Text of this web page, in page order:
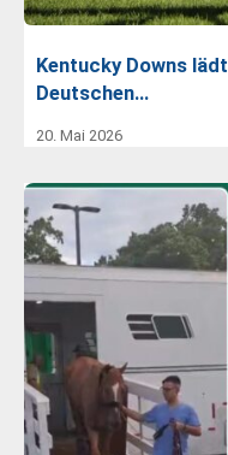
Kentucky Downs
Deutschen…
20. Mai 2026